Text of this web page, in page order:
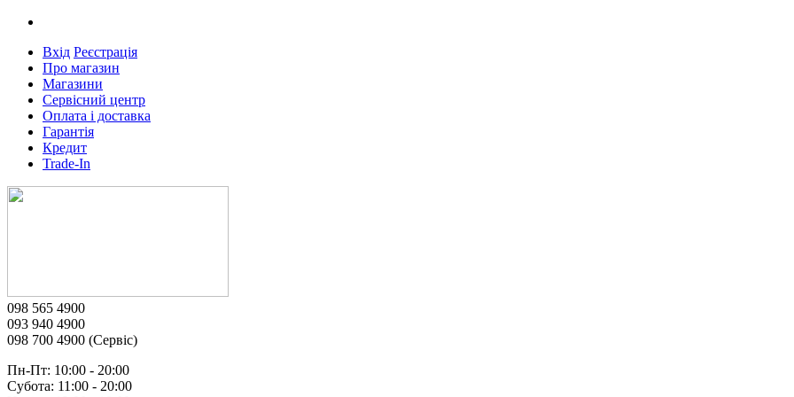
Вхід Реєстрація
Про магазин
Магазини
Сервісний центр
Оплата і доставка
Гарантія
Кредит
Trade-In
098 565 4900
093 940 4900
098 700 4900 (Сервіс)
Пн-Пт: 10:00 - 20:00
Субота: 11:00 - 20:00